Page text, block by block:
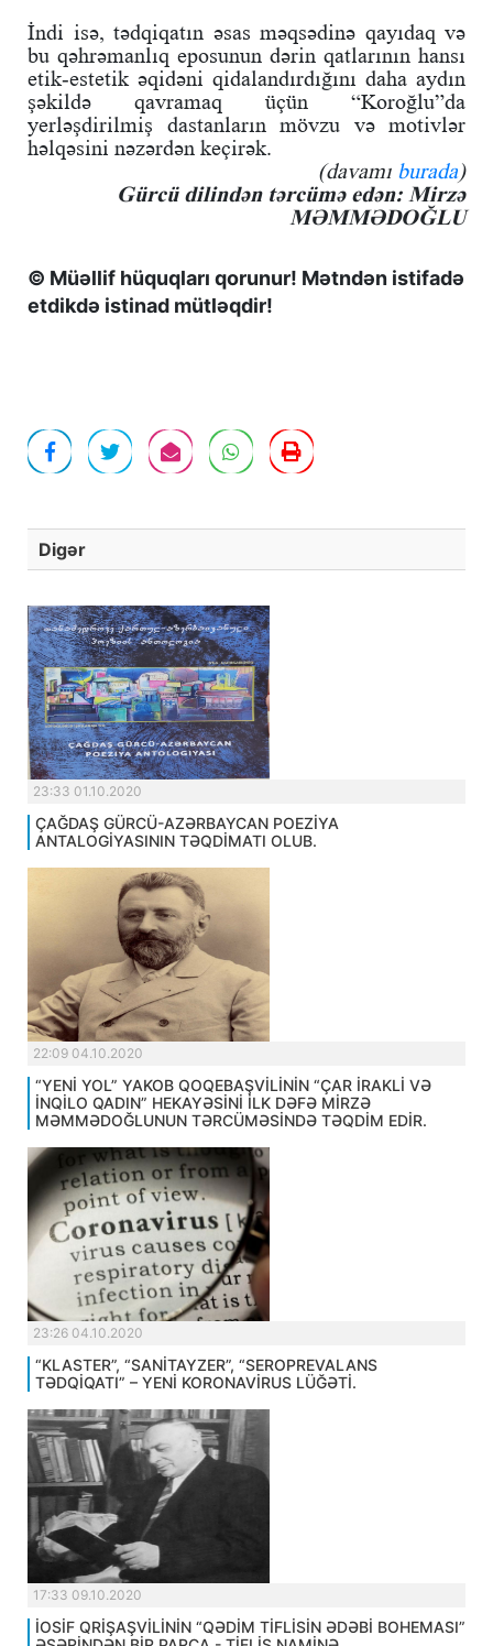
İndi isə, tədqiqatın əsas məqsədinə qayıdaq və
bu qəhrəmanlıq eposunun dərin qatlarının hansı
etik-estetik əqidəni qidalandırdığını daha aydın
şəkildə qavramaq üçün “Koroğlu”da
yerləşdirilmiş dastanların mövzu və motivlər
həlqəsini nəzərdən keçirək.
(davamı burada)
Gürcü dilindən tərcümə edən: Mirzə
MƏMMƏDOĞLU
© Müəllif hüquqları qorunur! Mətndən istifadə
etdikdə istinad mütləqdir!
Digər
23:33 01.10.2020
ÇAĞDAŞ GÜRCÜ-AZƏRBAYCAN POEZİYA
ANTALOGİYASININ TƏQDİMATI OLUB.
22:09 04.10.2020
“YENİ YOL” YAKOB QOQEBAŞVİLİNİN “ÇAR İRAKLİ VƏ
İNQİLO QADIN” HEKAYƏSİNİ İLK DƏFƏ MİRZƏ
MƏMMƏDOĞLUNUN TƏRCÜMƏSİNDƏ TƏQDİM EDİR.
23:26 04.10.2020
“KLASTER”, “SANİTAYZER”, “SEROPREVALANS
TƏDQİQATI” – YENİ KORONAVİRUS LÜĞƏTİ.
17:33 09.10.2020
İOSİF QRİŞAŞVİLİNİN “QƏDİM TİFLİSİN ƏDƏBİ BOHEMASI”